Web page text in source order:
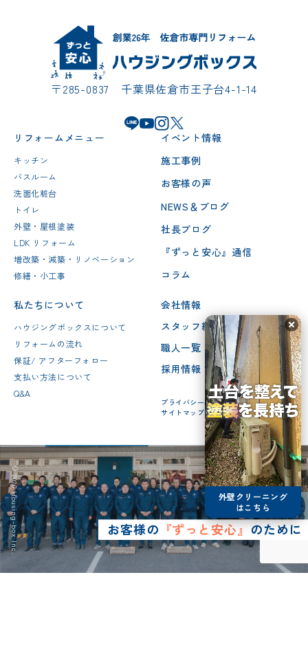
〒285-0837 千葉県佐倉市王子台4-1-14
リフォームメニュー
キッチン
バスルーム
洗面化粧台
トイレ
外壁・屋根塗装
LDK リフォーム
増改築・減築・リノベーション
修繕・小工事
イベント情報
施工事例
お客様の声
NEWS＆ブログ
社長ブログ
『ずっと安心』通信
コラム
私たちについて
ハウジングボックスについて
リフォームの流れ
保証/ アフターフォロー
支払い方法について
Q&A
会社情報
スタッフ紹介
職人一覧
採用情報
プライバシーポリシー
サイトマップ
お客様の 『ずっと安心』のために
© 2026 Housing-box Inc.
外壁クリーニング
はこちら